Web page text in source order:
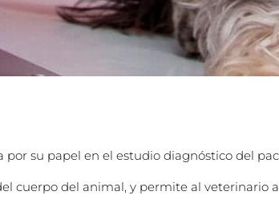
su papel en el estudio diagnóstico del
cuerpo del animal, y permite al veterinario